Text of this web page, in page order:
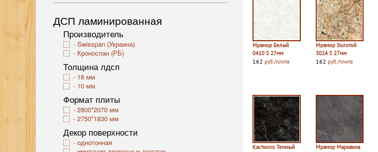
ДСП ламинированная
Производитель
Swisspan (Украина)
Кроноспан (РБ)
Толщина лдсп
18 мм
10 мм
Формат плиты
2800*2070 мм
2750*1830 мм
Декор поверхности
однотонная
Мрамор Белый
0410 S 27мм
162 руб./плита
Мрамор Золотой
3024 S 27мм
162 руб./плита
Кастилло Темный
Мрамор Марквина